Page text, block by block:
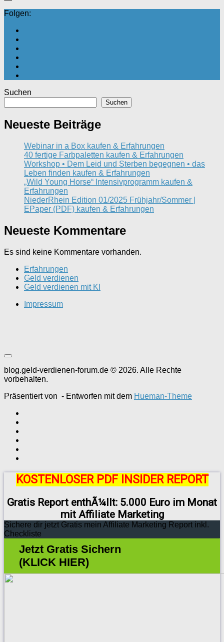
Folgen:
Suchen
Suchen
Neueste Beiträge
Webinar in a Box kaufen & Erfahrungen
40 fertige Farbpaletten kaufen & Erfahrungen
Workshop • Dem Leid und Sterben begegnen • das
Leben finden kaufen & Erfahrungen
„Wild Young Horse“ Intensivprogramm kaufen &
Erfahrungen
NiederRhein Edition 01/2025 Frühjahr/Sommer |
EPaper (PDF) kaufen & Erfahrungen
Neueste Kommentare
Es sind keine Kommentare vorhanden.
Erfahrungen
Geld verdienen
Geld verdienen mit KI
Impressum
blog.geld-verdienen-forum.de © 2026. Alle Rechte
vorbehalten.
Präsentiert von - Entworfen mit dem Hueman-Theme
KOSTENLOSER PDF INSIDER REPORT
Gratis Report enthÃ¼llt: 5.000 Euro im Monat
mit Affiliate Marketing
Sichere dir jetzt Gratis mein Affiliate Marketing Report inkl.
Checkliste
Jetzt Gratis Sichern
(KLICK HIER)